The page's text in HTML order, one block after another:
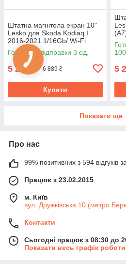
Штатна магнітола екран 10"
Lesko для Skoda Kodiaq I
2016-2021 1/16Gb/ Wi-Fi
Base Шкода
Готово до відправки 3 од.
5 299 6 889 ₴
Купити
1/
5
Показати ще
Про нас
99% позитивних з 594 відгуків
Працює з 23.02.2015
м. Київ
вул. Дружківська 10 (метро
Контакти
Сьогодні працює з 08:30 до
Показати весь графік роботи